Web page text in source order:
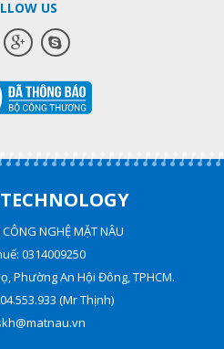
US
NGHỆ MẶT NÂU
0314009250
Phường An Hội Đông, TPHCM.
(Mr Thịnh)